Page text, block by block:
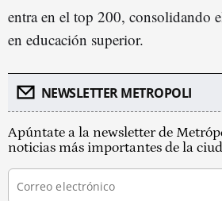
entra en el top 200, consolidando
en educación superior.
NEWSLETTER METROPOLI
Apúntate a la newsletter de
noticias más importantes de la